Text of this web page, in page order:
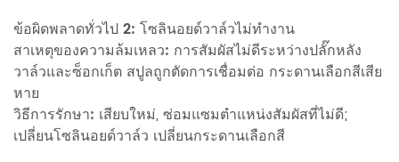
ข้อผิดพลาดทั่วไป 2: โซลินอยด์วาล์วไม่ทำงาน
สาเหตุของความล้มเหลว: การสัมผัสไม่ดีระหว่างปลั๊กหลัง
วาล์วและซ็อกเก็ต สปูลถูกตัดการเชื่อมต่อ กระดานเลือกสีเสีย
หาย
วิธีการรักษา: เสียบใหม่, ซ่อมแซมตำแหน่งสัมผัสที่ไม่ดี;
เปลี่ยนโซลินอยด์วาล์ว เปลี่ยนกระดานเลือกสี